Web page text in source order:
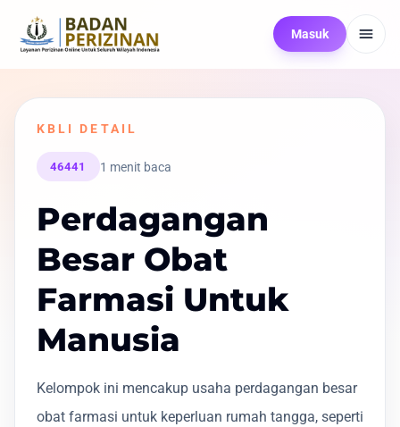
Masuk
KBLI DETAIL
46441 1 menit baca
Perdagangan
Besar Obat
Farmasi Untuk
Manusia
Kelompok ini mencakup usaha perdagangan besar
obat farmasi untuk keperluan rumah tangga, seperti